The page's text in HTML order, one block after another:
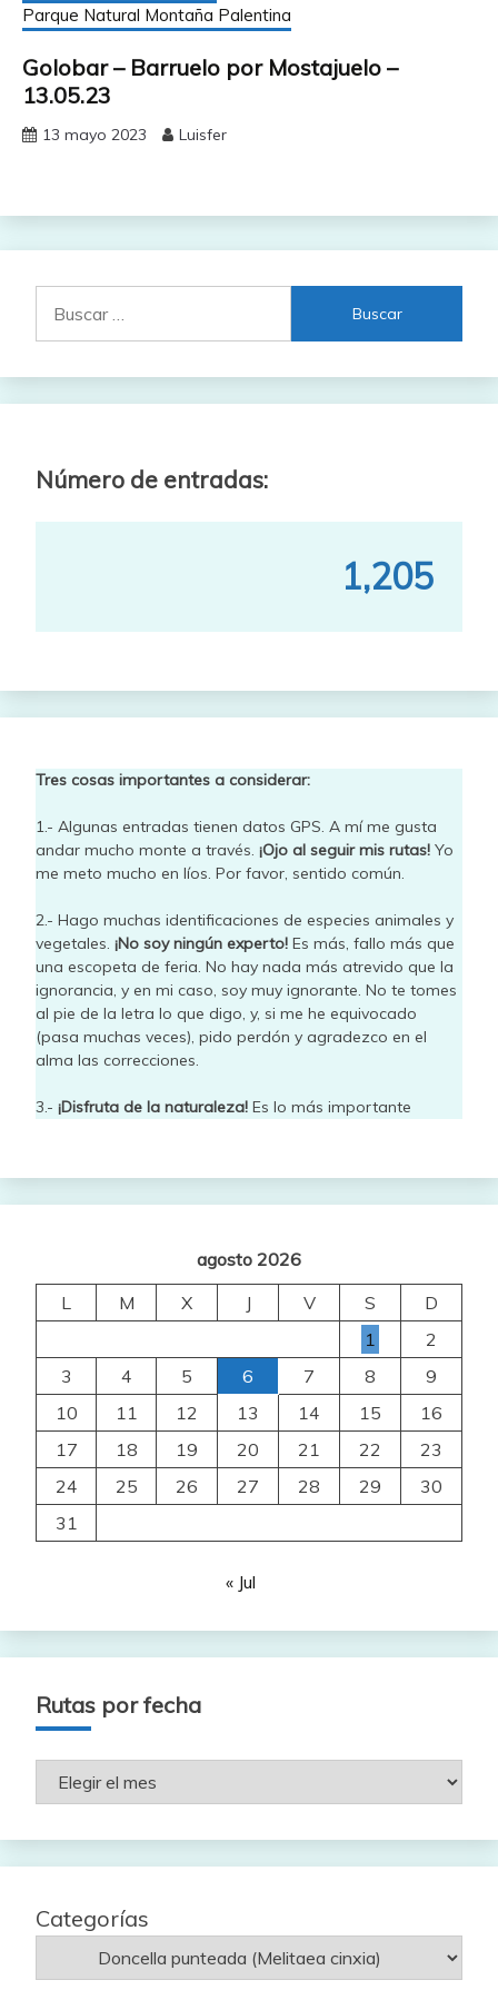
Parque Natural Montaña Palentina
Golobar – Barruelo por Mostajuelo –
13.05.23
13 mayo 2023 Luisfer
Número de entradas:
1,205
Tres cosas importantes a considerar:
1.- Algunas entradas tienen datos GPS. A mí me gusta
andar mucho monte a través. ¡Ojo al seguir mis rutas! Yo
me meto mucho en líos. Por favor, sentido común.
2.- Hago muchas identificaciones de especies animales y
vegetales. ¡No soy ningún experto! Es más, fallo más que
una escopeta de feria. No hay nada más atrevido que la
ignorancia, y en mi caso, soy muy ignorante. No te tomes
al pie de la letra lo que digo, y, si me he equivocado
(pasa muchas veces), pido perdón y agradezco en el
alma las correcciones.
3.- ¡Disfruta de la naturaleza! Es lo más importante
agosto 2026
L
M X J V S
D
1
2
3
4 5 6 7 8
9
10
11 12 13 14 15
16
17
18 19 20 21 22
23
24
25 26 27 28 29
30
31
« Jul
Rutas por fecha
Rutas
por
Categorías